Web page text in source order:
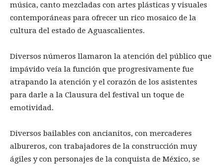
música, canto mezcladas con artes plásticas y visuales
contemporáneas para ofrecer un rico mosaico de la
cultura del estado de Aguascalientes.
Diversos números llamaron la atención del público que
impávido veía la función que progresivamente fue
atrapando la atención y el corazón de los asistentes
para darle a la Clausura del festival un toque de
emotividad.
Diversos bailables con ancianitos, con mercaderes
albureros, con trabajadores de la construcción muy
ágiles y con personajes de la conquista de México, se